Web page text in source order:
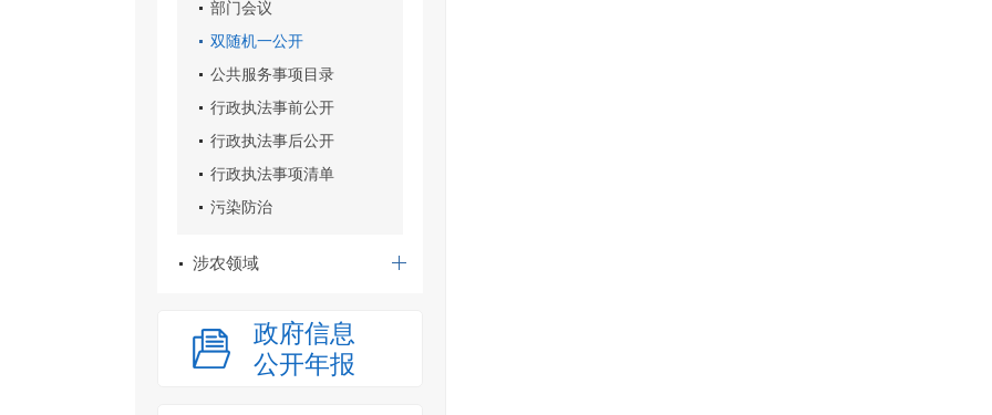
部门会议
双随机一公开
公共服务事项目录
行政执法事前公开
行政执法事后公开
行政执法事项清单
污染防治
涉农领域
政府信息
公开年报